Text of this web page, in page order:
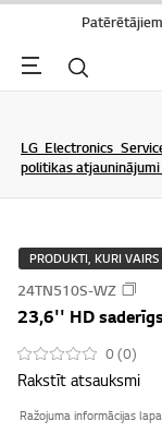
Patērētājiem
Menu Meklēt
LG Electronics
politikas
PRODUKTI, KURI
24TN510S-WZ
23,6'' HD
0 (0)
Rakstīt atsauksmi
Ražojuma informācijas lapa